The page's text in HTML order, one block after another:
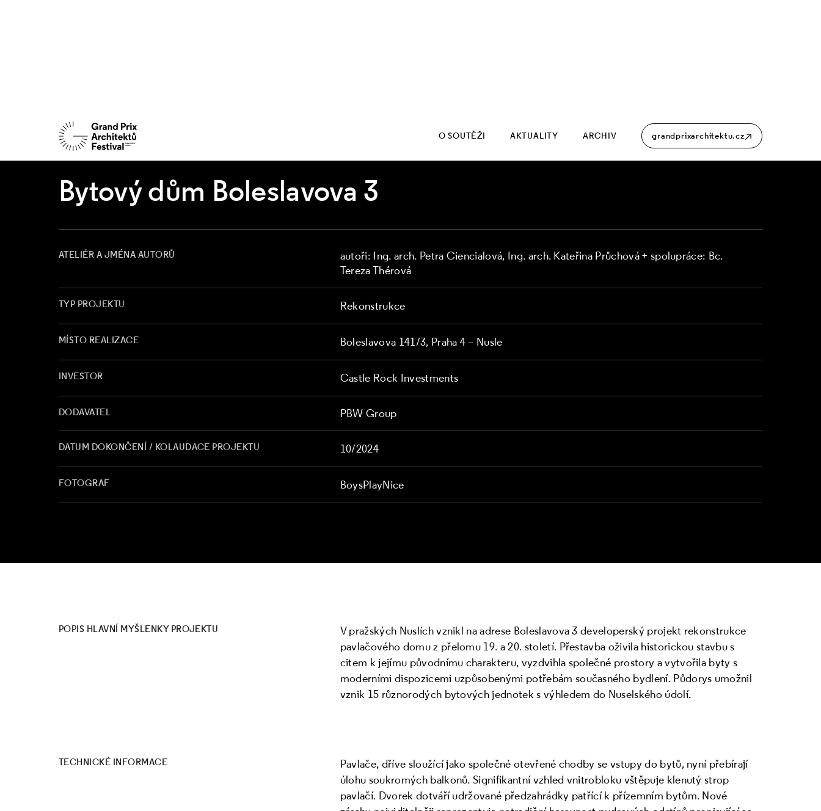
O SOUTĚŽI AKTUALITY ARCHIV grandprixarchitektu.cz
Bytový dům Boleslavova 3
ATELIÉR A JMÉNA AUTORŮ
autoři: Ing. arch. Petra Ciencialová, Ing. arch. Kateřina Průchová + spolupráce: Bc.
Tereza Thérová
TYP PROJEKTU Rekonstrukce
MÍSTO REALIZACE Boleslavova 141/3, Praha 4 – Nusle
INVESTOR Castle Rock Investments
DODAVATEL PBW Group
DATUM DOKONČENÍ / KOLAUDACE PROJEKTU 10/2024
FOTOGRAF BoysPlayNice
POPIS HLAVNÍ MYŠLENKY PROJEKTU
V pražských Nuslích vznikl na adrese Boleslavova 3 developerský projekt rekonstrukce
pavlačového domu z přelomu 19. a 20. století. Přestavba oživila historickou stavbu s
citem k jejímu původnímu charakteru, vyzdvihla společné prostory a vytvořila byty s
moderními dispozicemi uzpůsobenými potřebám současného bydlení. Půdorys umožnil
vznik 15 různorodých bytových jednotek s výhledem do Nuselského údolí.
TECHNICKÉ INFORMACE
Pavlače, dříve sloužící jako společné otevřené chodby se vstupy do bytů, nyní přebírají
úlohu soukromých balkonů. Signifikantní vzhled vnitrobloku vštěpuje klenutý strop
pavlačí. Dvorek dotváří udržované předzahrádky patřící k přízemním bytům. Nové